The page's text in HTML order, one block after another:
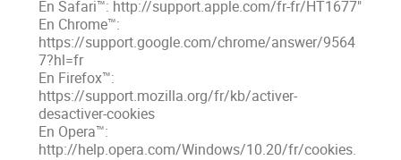
En Safari™: http://support.apple.com/fr-fr/HT1677"
En Chrome™:
https://support.google.com/chrome/answer/9564
7?hl=fr
En Firefox™:
https://support.mozilla.org/fr/kb/activer-
desactiver-cookies
En Opera™:
http://help.opera.com/Windows/10.20/fr/cookies.